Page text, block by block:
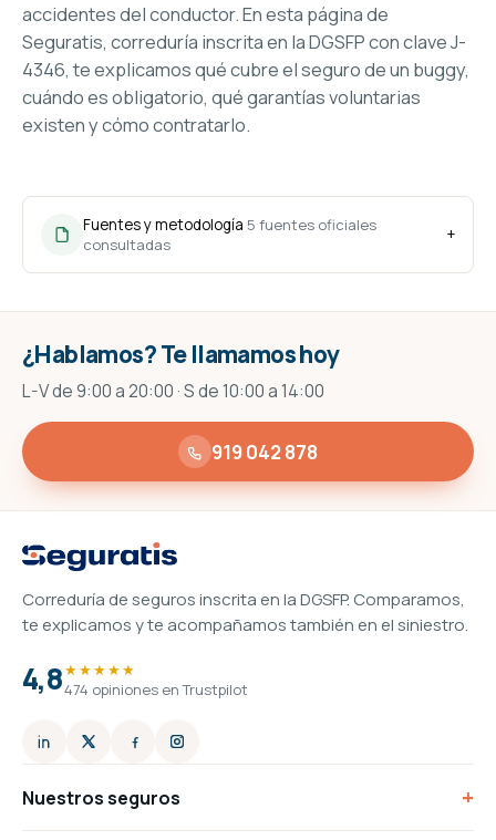
accidentes del conductor. En esta página de
Seguratis, correduría inscrita en la DGSFP con clave J-
4346, te explicamos qué cubre el seguro de un buggy,
cuándo es obligatorio, qué garantías voluntarias
existen y cómo contratarlo.
Fuentes y metodología 5 fuentes oficiales
consultadas
+
¿Hablamos? Te llamamos hoy
L-V de 9:00 a 20:00 · S de 10:00 a 14:00
919 042 878
Correduría de seguros inscrita en la DGSFP. Comparamos,
te explicamos y te acompañamos también en el siniestro.
4,8★★★★★
474 opiniones en Trustpilot
Nuestros seguros +